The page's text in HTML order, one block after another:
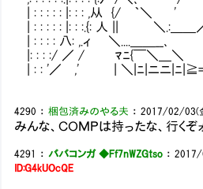
| : : : : : |: : : ,从 {/ ｀＼ '
| : : : : : |: : :.{: 人 || ＼.:＿＿
| : : : : 八: ,.ィ ＼....＿＿
|: : : :/ ／ / ﾏﾆ{￣＼＿
| : : '／ ,' | ＼|ﾆ|ニニ|ﾆ
4290 ：梱包済みのやる夫 ：2017/02/03(
みんな、ＣＯＭＰは持ったな、行くぞ
4291 ： ババコンガ ◆Ff7nWZGtso ：2017/
ID:G4kUOcQE